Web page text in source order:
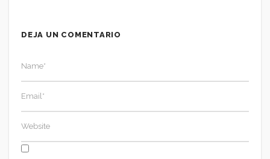
DEJA UN COMENTARIO